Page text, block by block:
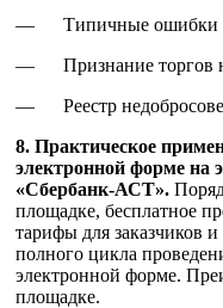
— Типичные ошибки
— Признание торгов
— Реестр
8. Практическое
электронной форме на
«Сбербанк-АСТ».
площадке, бесплатное
тарифы для заказчиков
полного цикла
электронной форме.
площадке.